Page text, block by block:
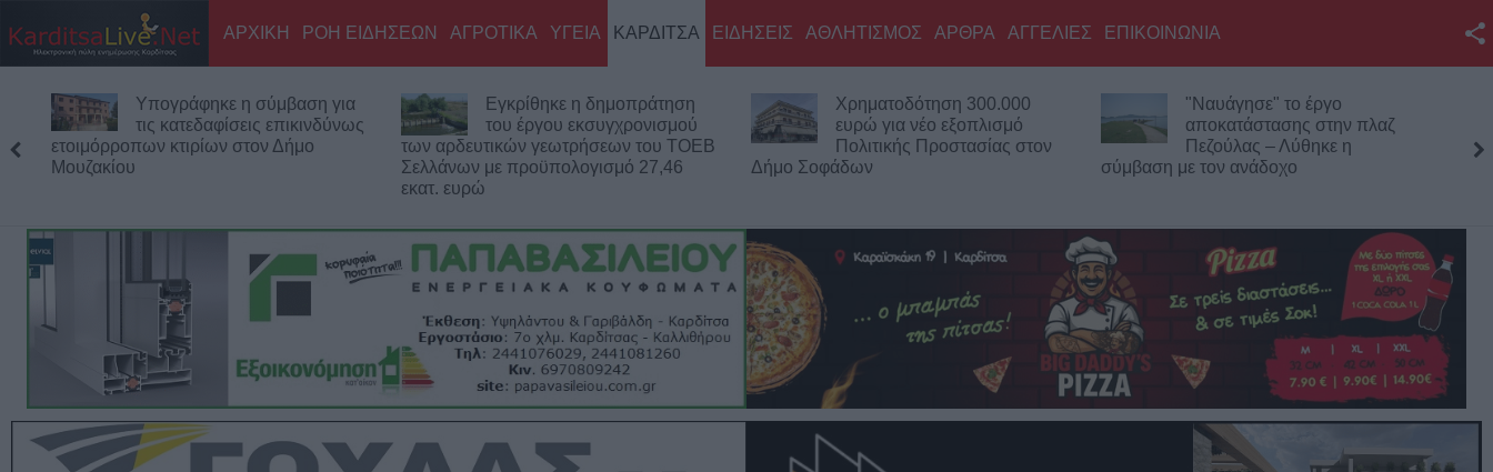
Twitter
YouTube
Επικοινωνία με το
KarditsaLive.Net
ΑΡΧΙΚΗ ΡΟΗ ΕΙΔΗΣΕΩΝ ΑΓΡΟΤΙΚΑ ΥΓΕΙΑ ΚΑΡΔΙΤΣΑ ΕΙΔΗΣΕΙΣ ΑΘΛΗΤΙΣΜΟΣ ΑΡΘΡΑ ΑΓΓΕΛΙΕΣ ΕΠΙΚΟΙΝΩΝΙΑ
Υπογράφηκε η σύμβαση για
τις κατεδαφίσεις επικινδύνως
ετοιμόρροπων κτιρίων στον Δήμο
Μουζακίου
Εγκρίθηκε η δημοπράτηση
του έργου εκσυγχρονισμού
των αρδευτικών γεωτρήσεων του ΤΟΕΒ
Σελλάνων με προϋπολογισμό 27,46
εκατ. ευρώ
Χρηματοδότηση 300.000
ευρώ για νέο εξοπλισμό
Πολιτικής Προστασίας στον
Δήμο Σοφάδων
"Ναυάγησε" το έργο
αποκατάστασης στην πλαζ
Πεζούλας – Λύθηκε η
σύμβαση με τον ανάδοχο